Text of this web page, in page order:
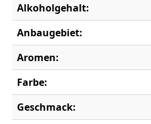
Alkoholgehalt:
Anbaugebiet:
Aromen:
Farbe:
Geschmack: